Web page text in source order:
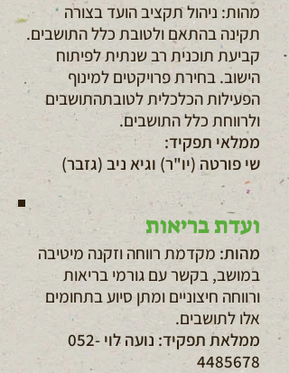
מהות: ניהול תקציב הועד בצורה
תקינה בהתאם ולטובת כלל התושבים.
קביעת תוכנית רב שנתית לפיתוח
הישוב. בחירת פרויקטים למינוף
הפעילות הכלכלית לטובתהתושבים
ולרווחת כלל התושבים.
ממלאי תפקיד:
שי פורטה (יו"ר) וגיא ניב (גזבר)
ועדת בריאות
מהות: מקדמת רווחה וזקנה מיטיבה
במושב, בקשר עם גורמי בריאות
ורווחה חיצוניים ומתן סיוע בתחומים
אלו לתושבים.
ממלאת תפקיד: נועה לוי 052-
4485678